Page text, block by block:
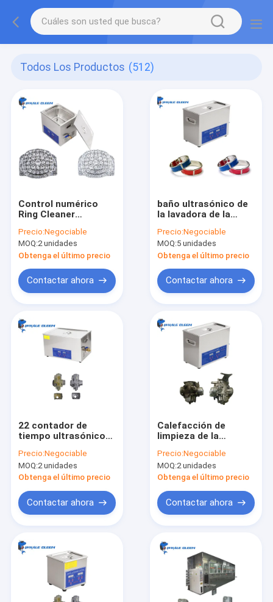
Todos Los Productos (512)
Control numérico
Ring Cleaner
joyería 10L de la
máquina ultrasónica
exacta de la limpieza
Precio:Negociable
MOQ:2 unidades
Obtenga el último precio
Contactar ahora
baño ultrasónico de
la lavadora de la
para la joyería
Precio:Negociable
MOQ:5 unidades
Obtenga el último precio
Contactar ahora
22 contador de
tiempo ultrasónico
1-30minutes del
limpiador del
carburador del litro
Precio:Negociable
MOQ:2 unidades
Obtenga el último precio
Contactar ahora
Calefacción de
limpieza de la
Digitaces del
carburador
ultrasónico de la
Precio:Negociable
MOQ:2 unidades
Obtenga el último precio
Contactar ahora